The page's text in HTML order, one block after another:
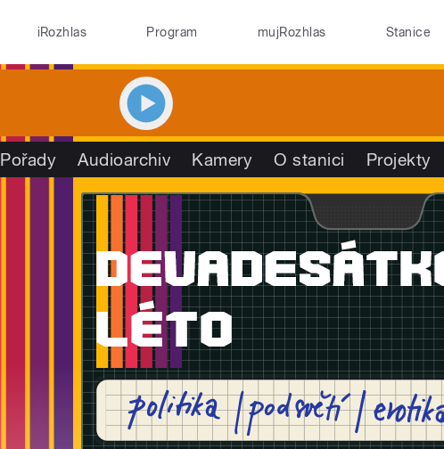
iRozhlas Program mujRozhlas Stanice
Pořady Audioarchiv Kamery O stanici Projekty